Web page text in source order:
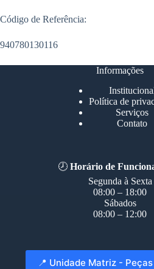
Código de Referência:
940780130116
Informações
Política de
Serviços
Contato
🕗Horário de
Segunda à Sexta
08:00 – 18:00
Sábados
08:00 – 12:00
📍 Unidade Matriz -